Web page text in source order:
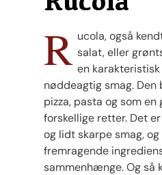
R ucola, også
salat, eller
en
nøddeagtig smag. Den
pizza, pasta og som
forskellige retter. Det
og lidt skarpe smag,
fremragende
sammenhænge. Og så